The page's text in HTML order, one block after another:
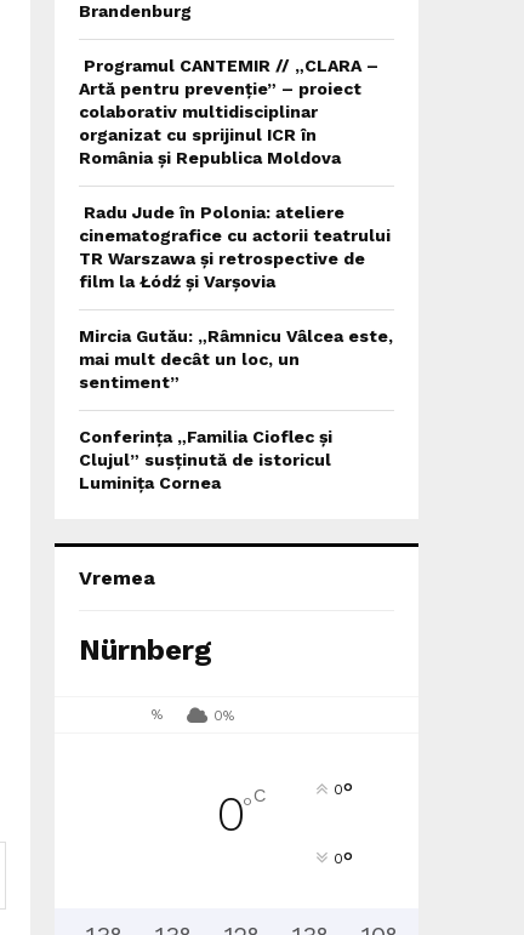
Brandenburg
Programul CANTEMIR // „CLARA –
Artă pentru prevenție” – proiect
colaborativ multidisciplinar
organizat cu sprijinul ICR în
România și Republica Moldova
Radu Jude în Polonia: ateliere
cinematografice cu actorii teatrului
TR Warszawa și retrospective de
film la Łódź și Varșovia
Mircia Gutău: „Râmnicu Vâlcea este,
mai mult decât un loc, un
sentiment”
Conferința „Familia Cioflec și
Clujul” susținută de istoricul
Luminița Cornea
Vremea
Nürnberg
% 0%
0°C 0°
0°